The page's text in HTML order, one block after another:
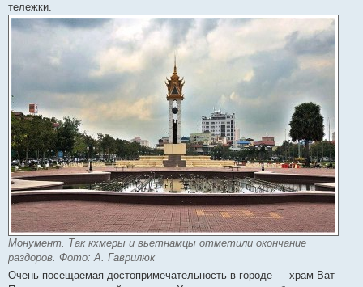
тележки.
Монумент. Так кхмеры и вьетнамцы отметили окончание
раздоров. Фото: А. Гаврилюк
Очень посещаемая достопримечательность в городе — храм Ват